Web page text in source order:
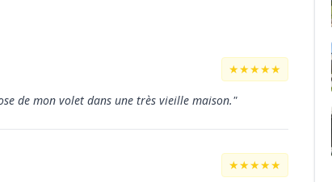
★★★★★
de mon volet dans une très vieille maison."
★★★★★